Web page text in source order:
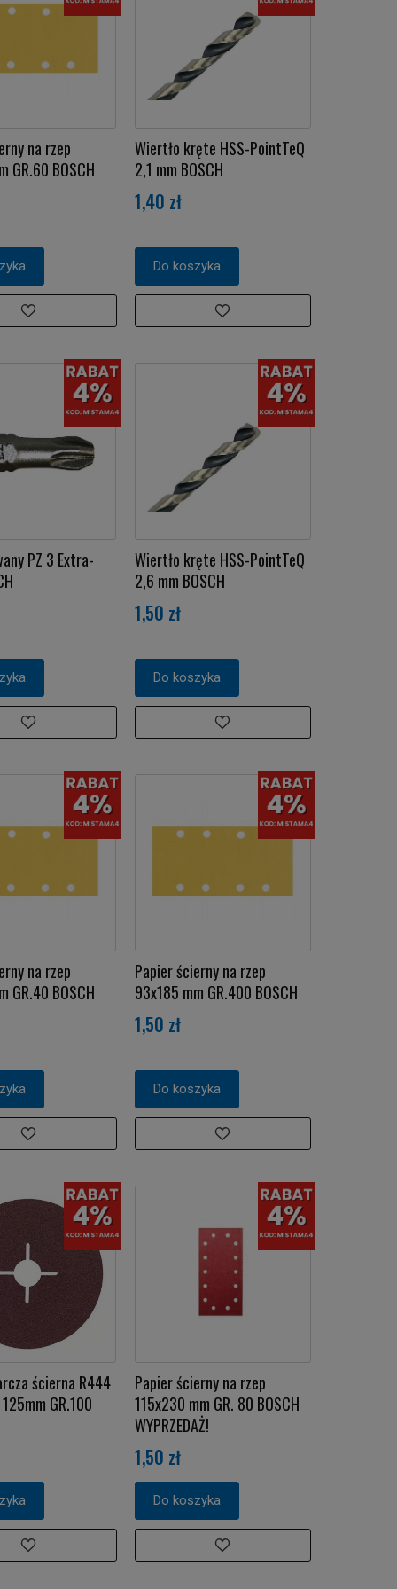
na rzep
GR.60 BOSCH
Wiertło kręte HSS-PointTeQ
2,1 mm BOSCH
1,40 zł
Do koszyka
PZ 3 Extra-
Wiertło kręte HSS-PointTeQ
2,6 mm BOSCH
1,50 zł
Do koszyka
na rzep
GR.40 BOSCH
Papier ścierny na rzep
93x185 mm GR.400 BOSCH
1,50 zł
Do koszyka
ścierna R444
GR.100
Papier ścierny na rzep
115x230 mm GR. 80 BOSCH
WYPRZEDAŻ!
1,50 zł
Do koszyka